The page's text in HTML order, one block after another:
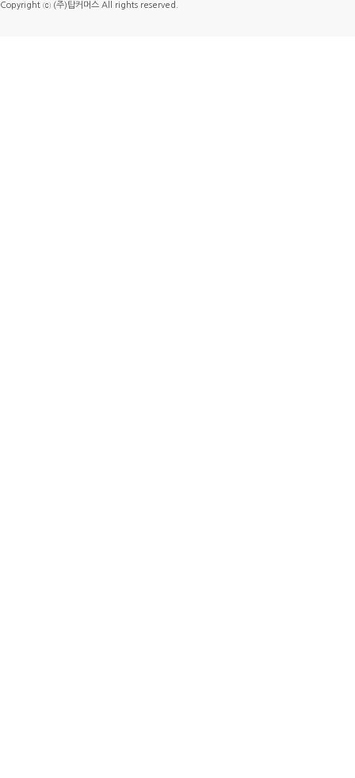
Copyright ⓒ (주)탑커머스 All rights reserved.